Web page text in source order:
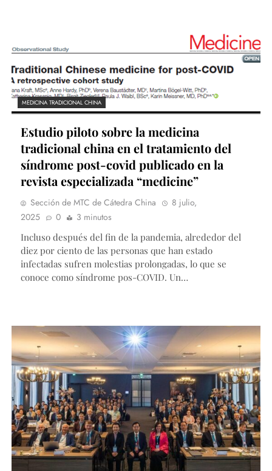
MEDICINA TRADICIONAL CHINA
Estudio piloto sobre la medicina
tradicional china en el tratamiento del
síndrome post-covid publicado en la
revista especializada “medicine”
Sección de MTC de Cátedra China
8 julio,
2025
0
3 minutos
Incluso después del fin de la pandemia, alrededor del
diez por ciento de las personas que han estado
infectadas sufren molestias prolongadas, lo que se
conoce como síndrome pos-COVID. Un…